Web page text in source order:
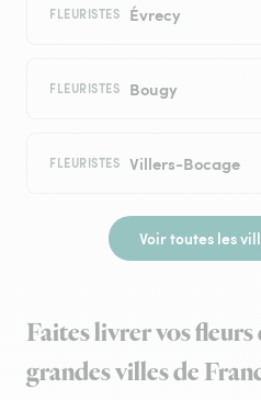
FLEURISTES Évrecy
FLEURISTES Bougy
FLEURISTES Villers-Bocage
Voir toutes les
Faites livrer vos fleurs
grandes villes de